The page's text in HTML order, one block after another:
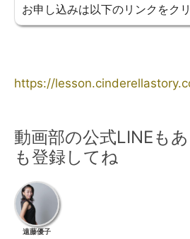
お申し込みは以下のリンクをク
https://
動画部の公式LINEも
も登録してね
遠藤優子